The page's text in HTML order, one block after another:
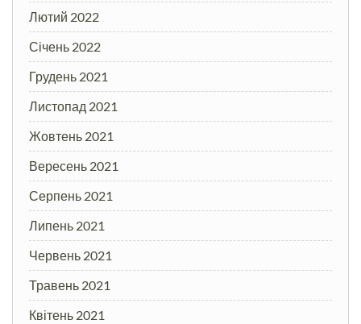
Лютий 2022
Січень 2022
Грудень 2021
Листопад 2021
Жовтень 2021
Вересень 2021
Серпень 2021
Липень 2021
Червень 2021
Травень 2021
Квітень 2021